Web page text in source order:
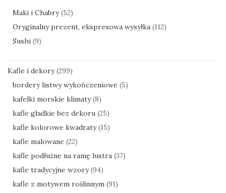
Maki i Chabry (52)
Oryginalny prezent, ekspresowa wysyłka (112)
Sushi (9)
Kafle i dekory (299)
bordery listwy wykończeniowe (5)
kafelki morskie klimaty (8)
kafle gładkie bez dekoru (25)
kafle kolorowe kwadraty (15)
kafle malowane (22)
kafle podłużne na ramę lustra (37)
kafle tradycyjne wzory (94)
kafle z motywem roślinnym (91)